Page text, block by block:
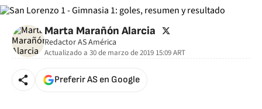
Marta Marañón Alarcia twitter
Redactor AS América
Actualizado a 30 de marzo de 2019 15:09ART
Preferir AS en Google